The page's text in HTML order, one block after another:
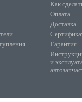
Как
Оплата
Доставка
Гарантия
и